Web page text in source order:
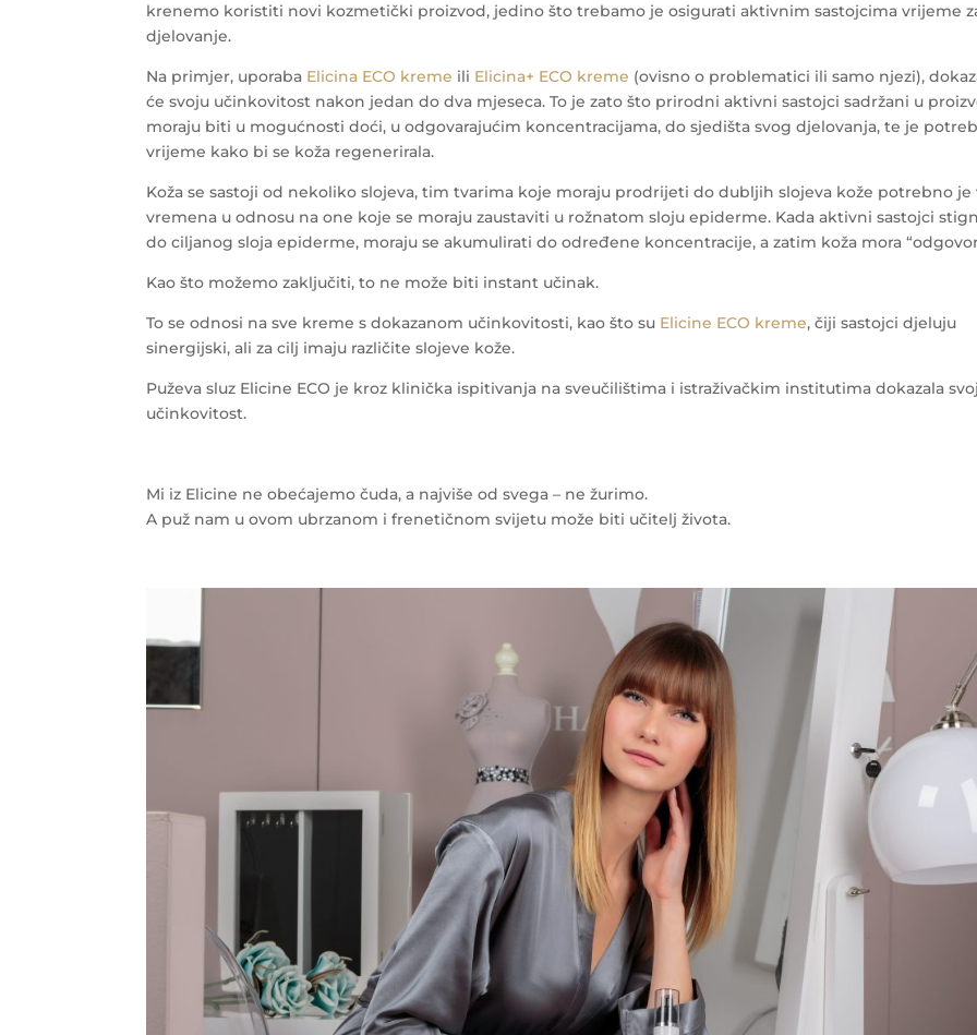
krenemo koristiti novi kozmetički proizvod, jedino što trebamo je osigurati aktivnim sastojcima vrijeme
djelovanje.
Na primjer, uporaba Elicina ECO kreme ili Elicina+ ECO kreme (ovisno o problematici ili samo njezi),
će svoju učinkovitost nakon jedan do dva mjeseca. To je zato što prirodni aktivni sastojci sadržani u
moraju biti u mogućnosti doći, u odgovarajućim koncentracijama, do sjedišta svog djelovanja, te je
vrijeme kako bi se koža regenerirala.
Koža se sastoji od nekoliko slojeva, tim tvarima koje moraju prodrijeti do dubljih slojeva kože potrebno je
vremena u odnosu na one koje se moraju zaustaviti u rožnatom sloju epiderme. Kada aktivni sastojci
do ciljanog sloja epiderme, moraju se akumulirati do određene koncentracije, a zatim koža mora
Kao što možemo zaključiti, to ne može biti instant učinak.
To se odnosi na sve kreme s dokazanom učinkovitosti, kao što su Elicine ECO kreme, čiji sastojci djeluju
sinergijski, ali za cilj imaju različite slojeve kože.
Puževa sluz Elicine ECO je kroz klinička ispitivanja na sveučilištima i istraživačkim institutima dokazala
učinkovitost.
Mi iz Elicine ne obećajemo čuda, a najviše od svega – ne žurimo.
A puž nam u ovom ubrzanom i frenetičnom svijetu može biti učitelj života.